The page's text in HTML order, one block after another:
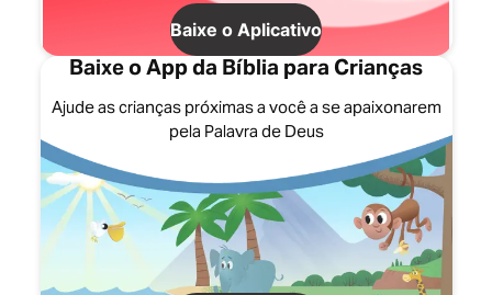
Baixe o Aplicativo
Baixe o App da Bíblia para Crianças
Ajude as crianças próximas a você a se apaixonarem
pela Palavra de Deus